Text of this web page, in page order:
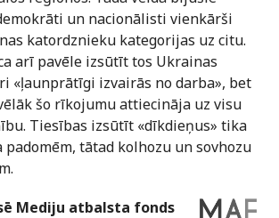
un nacionālisti vienkārši
katordznieku kategorijas uz citu.
arī pavēle izsūtīt tos Ukrainas
«ļaunprātīgi izvairās no darba», bet
šo rīkojumu attiecināja uz visu
Tiesības izsūtīt «dīkdieņus» tika
padomēm, tātad kolhozu un sovhozu
Mediju atbalsta fonds